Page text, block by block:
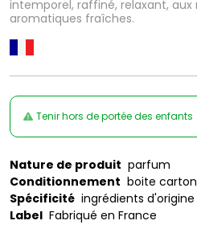
intemporel, raffiné, relaxant, aux
aromatiques fraîches.
Tenir hors de portée des enfants
Nature de produit parfum
Conditionnement boite
Spécificité ingrédients
Label Fabriqué en France